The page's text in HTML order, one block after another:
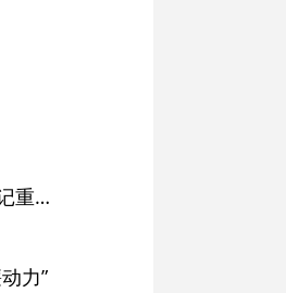
省委常委会会议强调 深入学习贯彻习近平总书记重要讲话精神 以高质量党建引领高质量发展 梁言顺主持并讲话
力”